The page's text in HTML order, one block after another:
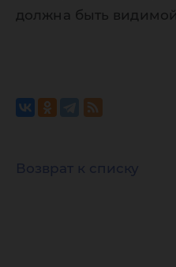
должна быть
Возврат к списку